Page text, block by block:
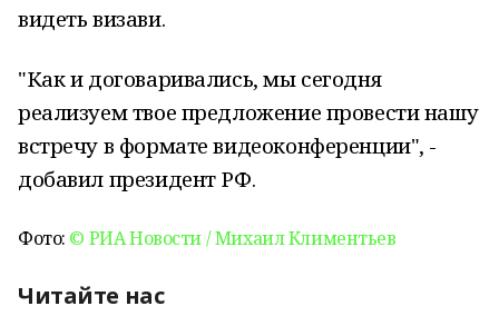
видеть визави.
"Как и договаривались, мы сегодня
реализуем твое предложение провести нашу
встречу в формате видеоконференции", -
добавил президент РФ.
Фото: © РИА Новости / Михаил Климентьев
Читайте нас